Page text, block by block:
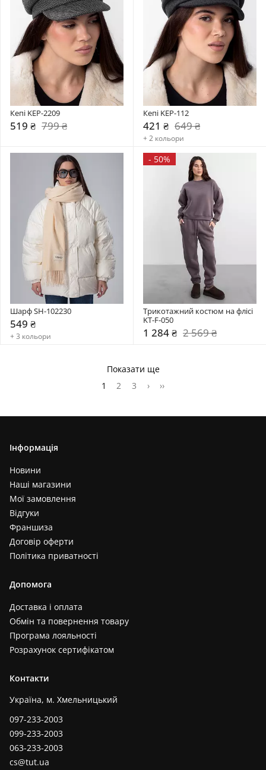
Кепі KEP-2209
519 ₴ 799 ₴
Кепі KEP-112
421 ₴ 649 ₴
+ 2 кольори
Шарф SH-102230
549 ₴
+ 3 кольори
- 50%
Трикотажний костюм на флісі
KT-F-050
1 284 ₴ 2 569 ₴
Показати ще
1
2 3 › ››
Інформація
Новини
Наші магазини
Мої замовлення
Відгуки
Франшиза
Договір оферти
Політика приватності
Допомога
Доставка і оплата
Обмін та повернення товару
Програма лояльності
Розрахунок сертифікатом
Контакти
Україна, м. Хмельницький
097-233-2003
099-233-2003
063-233-2003
cs@tut.ua